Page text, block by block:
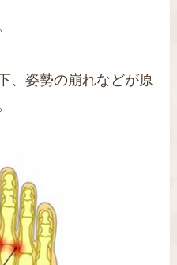
、姿勢の崩れなどが原